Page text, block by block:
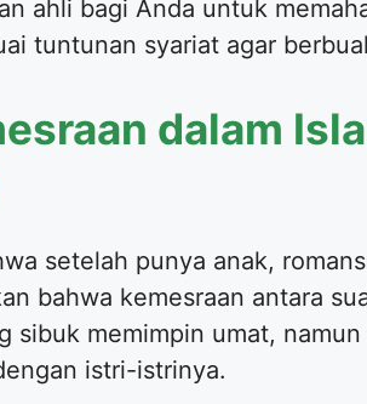
ahli bagi Anda untuk
tuntunan syariat agar
dalam
setelah punya anak,
bahwa kemesraan antara
sibuk memimpin umat,
istri-istrinya.